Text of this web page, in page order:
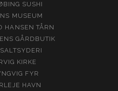
SUSHI
MUSEUM
HANSEN TÅRN
GÅRDBUTIK
KIRKE
FYR
HAVN